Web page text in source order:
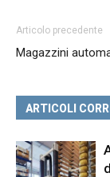
Articolo precedente
Magazzini
ARTICOLI